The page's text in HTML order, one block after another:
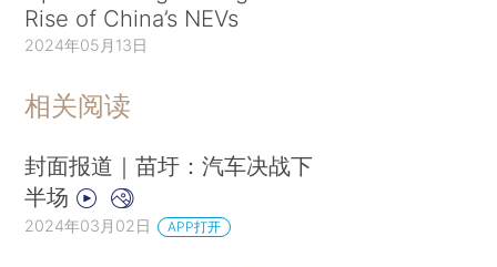
Rise of China’s NEVs
2024年05月13日
相关阅读
封面报道｜苗圩：汽车决战下
半场
2024年03月02日 APP打开